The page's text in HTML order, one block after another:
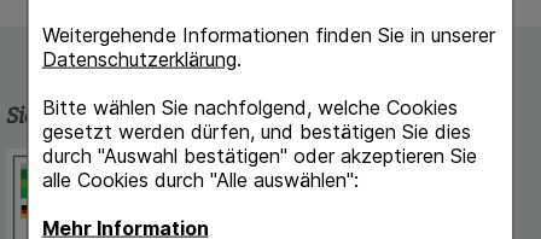
Weitergehende Informationen finden Sie in unserer
Datenschutzerklärung.
Bitte wählen Sie nachfolgend, welche Cookies
gesetzt werden dürfen, und bestätigen Sie dies
durch "Auswahl bestätigen" oder akzeptieren Sie
alle Cookies durch "Alle auswählen":
Mehr Information
Sicherheit und Qualität
Schlossapo.de ist registriert beim
Deutschen Institut für Medizinische